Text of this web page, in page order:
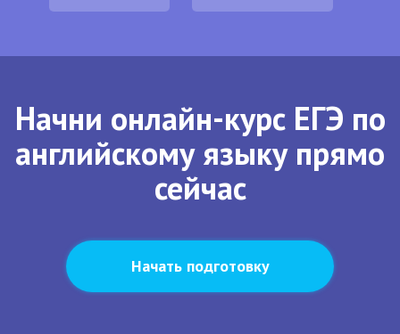
Начни онлайн-курс ЕГЭ по
английскому языку прямо
сейчас
Начать подготовку